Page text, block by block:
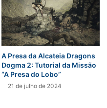
A Presa da Alcateia Dragons
Dogma 2: Tutorial da Missão
“A Presa do Lobo”
21 de julho de 2024